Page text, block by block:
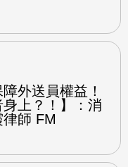
外送員權益！
上？！】：消
師 FM